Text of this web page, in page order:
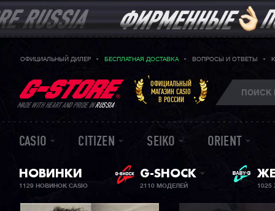
ОФИЦИАЛЬНЫЙ ДИЛЕР БЕСПЛАТНАЯ ДОСТАВКА ВОПРОСЫ И ОТВЕТЫ
MADE WITH HEART AND PRIDE INRUSSIA
ОФИЦИАЛЬНЫЙ
МАГАЗИН CASIO
В РОССИИ
CASIO CITIZEN SEIKO ORIENT
НОВИНКИ
1129 НОВИНОК CASIO
G-SHOCK
2110 МОДЕЛЕЙ